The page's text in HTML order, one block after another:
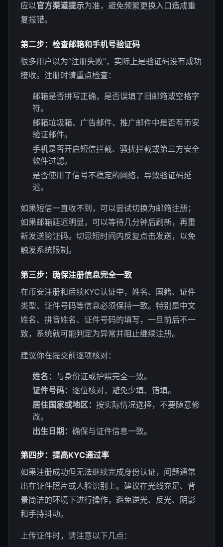
应以官方渠道提示为准，避免频繁更换入口造成重
复报错。
第二步：检查邮箱和手机号验证码
很多用户以为“注册失败”，实际上是验证码没有成功
接收。注册时请重点检查：
邮箱是否拼写正确，是否误填了旧邮箱或空格字
符。
邮箱垃圾箱、广告邮件、推广邮件中是否有币安
验证邮件。
手机是否开启短信拦截、骚扰拦截或第三方安全
软件过滤。
是否使用了信号不稳定的网络，导致验证码延
迟。
如果短信一直收不到，可以尝试切换为邮箱注册；
如果邮箱延迟明显，可以等待几分钟后刷新，再重
新发送验证码。切忌短时间内反复点击发送，以免
触发系统限制。
第三步：确保注册信息完全一致
在币安注册和后续KYC认证中，姓名、国籍、证件
类型、证件号码等信息必须保持一致。特别是中文
姓名、拼音姓名、证件号码的填写，一旦前后不一
致，系统就可能判定为异常并阻止继续注册。
建议你在提交前逐项核对：
姓名： 与身份证或护照完全一致。
证件号码： 逐位核对，避免少填、错填。
居住国家或地区： 按实际情况选择，不要随意修
改。
出生日期： 确保与证件信息一致。
第四步：提高KYC通过率
如果注册成功但无法继续完成身份认证，问题通常
出在证件照片或人脸识别上。建议在光线充足、背
景简洁的环境下进行操作，避免逆光、反光、阴影
和手持抖动。
上传证件时，请注意以下几点：